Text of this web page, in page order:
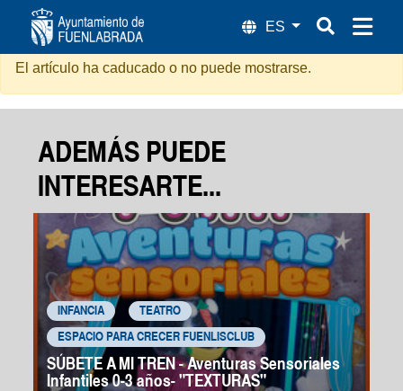
Sangre en los Tacones
El artículo ha caducado o no puede mostrarse.
ADEMÁS PUEDE
INTERESARTE...
INFANCIA TEATRO
ESPACIO PARA CRECER FUENLISCLUB
SÚBETE A MI TREN - Aventuras Sensoriales
Infantiles 0-3 años- "TEXTURAS"